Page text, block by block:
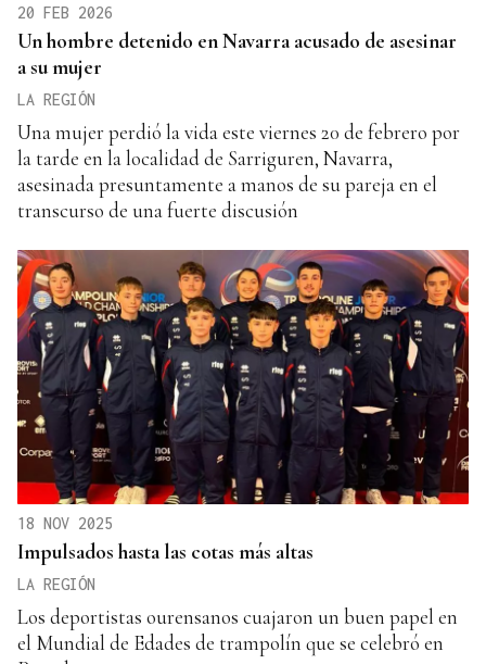
20 FEB 2026
Un hombre detenido en Navarra acusado de asesinar
a su mujer
LA REGIÓN
Una mujer perdió la vida este viernes 20 de febrero por
la tarde en la localidad de Sarriguren, Navarra,
asesinada presuntamente a manos de su pareja en el
transcurso de una fuerte discusión
18 NOV 2025
Impulsados hasta las cotas más altas
LA REGIÓN
Los deportistas ourensanos cuajaron un buen papel en
el Mundial de Edades de trampolín que se celebró en